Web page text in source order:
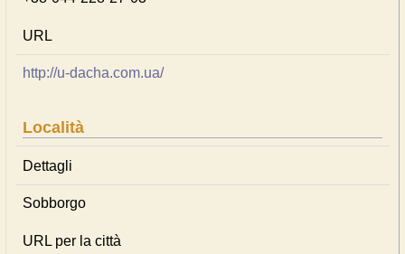
URL
http://u-dacha.com.ua/
Località
Dettagli
Sobborgo
URL per la città